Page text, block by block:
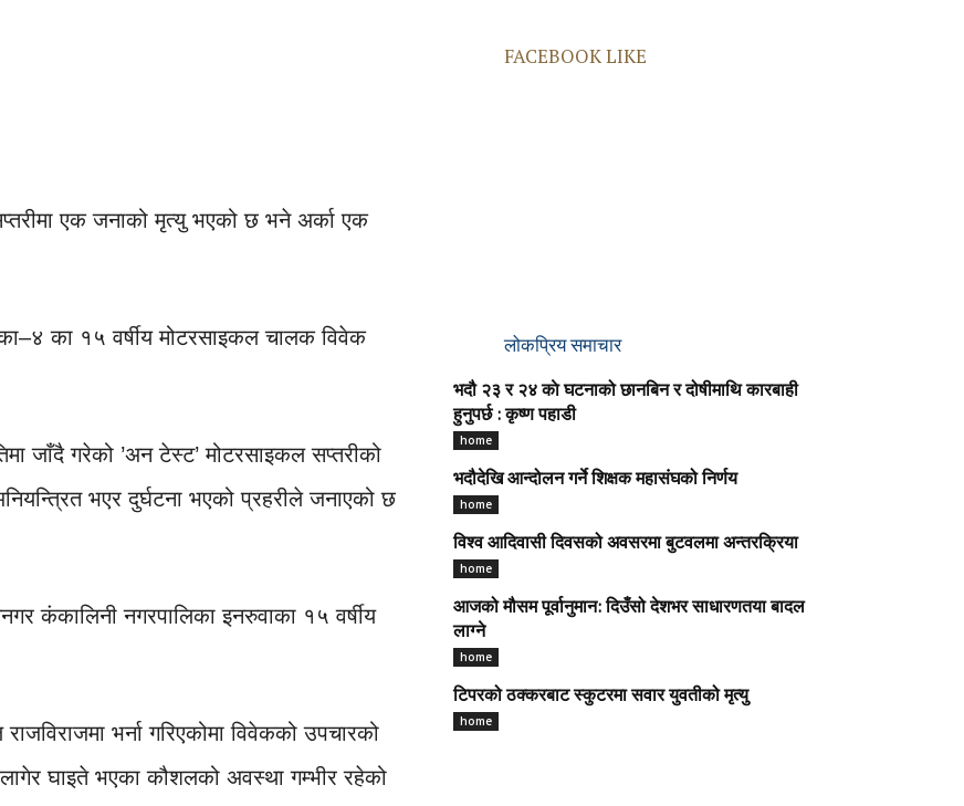
एक जनाको मृत्यु भएको छ भने अर्का एक
का १५ वर्षीय मोटरसाइकल चालक विवेक
जाँदै गरेको ’अन टेस्ट’ मोटरसाइकल सप्तरीको
भएर दुर्घटना भएको प्रहरीले जनाएको छ
कंकालिनी नगरपालिका इनरुवाका १५ वर्षीय
भर्ना गरिएकोमा विवेकको उपचारको
घाइते भएका कौशलको अवस्था गम्भीर रहेको
FACEBOOK LIKE
लोकप्रिय समाचार
भदौ २३ र २४ काे घटनाको छानबिन र दोषीमाथि कारबाही
हुनुपर्छ : कृष्ण पहाडी
home
भदौदेखि आन्दोलन गर्ने शिक्षक महासंघको निर्णय
home
विश्व आदिवासी दिवसको अवसरमा बुटवलमा अन्तरक्रिया
home
आजको मौसम पूर्वानुमान: दिउँसो देशभर साधारणतया बादल
लाग्ने
home
टिपरको ठक्करबाट स्कुटरमा सवार युवतीको मृत्यु
home